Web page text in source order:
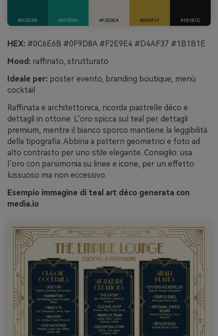
HEX: #0C6E6B #0F9D8A #F2E9E4 #D4AF37 #1B1B1E
Mood: raffinato, strutturato
Ideale per: poster evento, branding boutique, menù
cocktail
Raffinata e architettonica, ricorda piastrelle déco e
dettagli in ottone. L’oro spicca sul teal per dettagli
premium, mentre il bianco sporco mantiene la leggibilità
della tipografia. Abbina a pattern geometrici e foto ad
alto contrasto per uno stile elegante. Consiglio: usa
l’oro con parsimonia su linee e icone, per un effetto
lussuoso ma non eccessivo.
Esempio immagine di teal art déco generata con
media.io